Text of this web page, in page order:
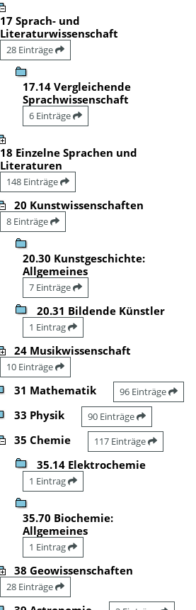
17 Sprach- und
Literaturwissenschaft
28 Einträge
17.14 Vergleichende
Sprachwissenschaft
6 Einträge
18 Einzelne Sprachen und
Literaturen
148 Einträge
20 Kunstwissenschaften
8 Einträge
20.30 Kunstgeschichte:
Allgemeines
7 Einträge
20.31 Bildende Künstler
1 Eintrag
24 Musikwissenschaft
10 Einträge
31 Mathematik 96 Einträge
33 Physik 90 Einträge
35 Chemie 117 Einträge
35.14 Elektrochemie
1 Eintrag
35.70 Biochemie:
Allgemeines
1 Eintrag
38 Geowissenschaften
28 Einträge